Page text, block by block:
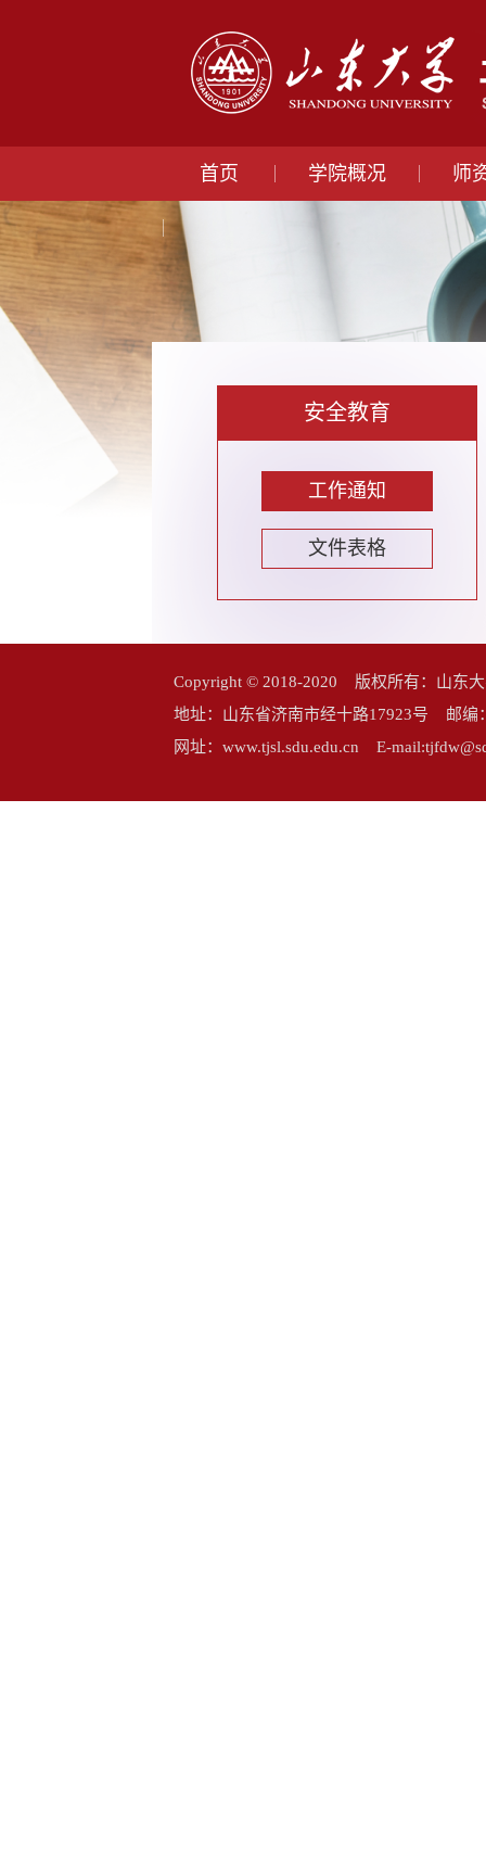
首页 学院概况 师
安全教育
工作通知
文件表格
Copyright © 2018-2020 版权所有：山东
地址：山东省济南市经十路17923号 邮
网址：www.tjsl.sdu.edu.cn E-